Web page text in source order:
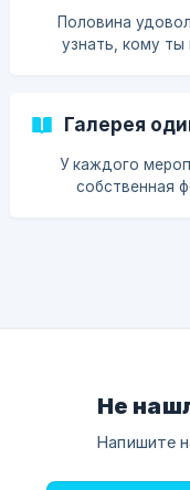
Половина
узнать, кому ты
Галерея
У каждого
собственная
Не
Напишите